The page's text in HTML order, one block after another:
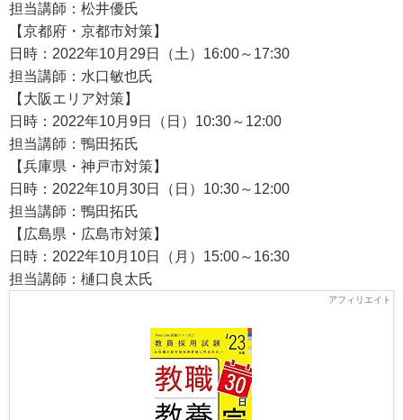
担当講師：松井優氏
【京都府・京都市対策】
日時：2022年10月29日（土）16:00～17:30
担当講師：水口敏也氏
【大阪エリア対策】
日時：2022年10月9日（日）10:30～12:00
担当講師：鴨田拓氏
【兵庫県・神戸市対策】
日時：2022年10月30日（日）10:30～12:00
担当講師：鴨田拓氏
【広島県・広島市対策】
日時：2022年10月10日（月）15:00～16:30
担当講師：樋口良太氏